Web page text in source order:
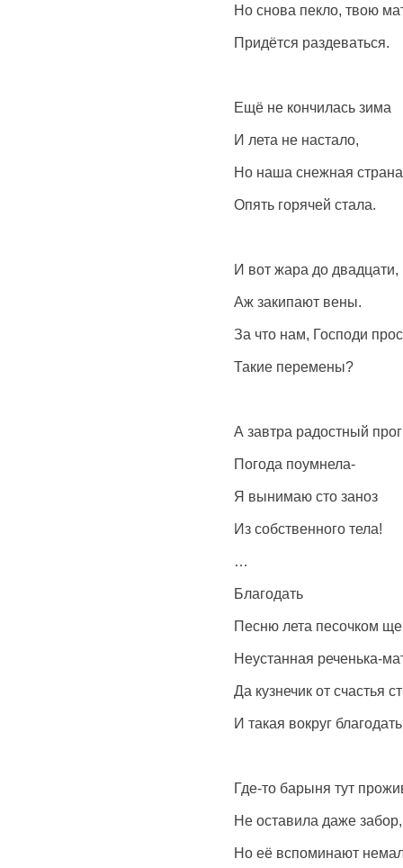
Но снова пекло, твою
Придётся раздеваться.
Ещё не кончилась зима
И лета не настало,
Но наша снежная
Опять горячей стала.
И вот жара до двадцати,
Аж закипают вены.
За что нам, Господи
Такие перемены?
А завтра радостный
Погода поумнела-
Я вынимаю сто заноз
Из собственного тела!
Благодать
Песню лета песочком
Неустанная реченька-
Да кузнечик от счастья
И такая вокруг
Где-то барыня тут
Не оставила даже забор,
Но её вспоминают